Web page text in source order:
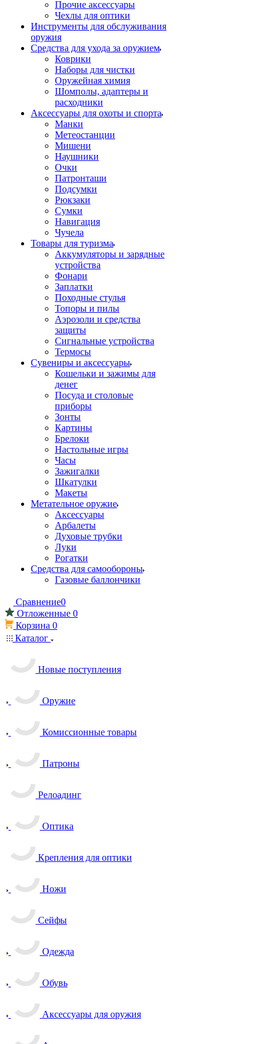
Прочие аксессуары
Чехлы для оптики
Инструменты для обслуживания
оружия
Средства для ухода за оружием
Коврики
Наборы для чистки
Оружейная химия
Шомполы, адаптеры и
расходники
Аксессуары для охоты и спорта
Манки
Метеостанции
Мишени
Наушники
Очки
Патронташи
Подсумки
Рюкзаки
Сумки
Навигация
Чучела
Товары для туризма
Аккумуляторы и зарядные
устройства
Фонари
Заплатки
Походные стулья
Топоры и пилы
Аэрозоли и средства
защиты
Сигнальные устройства
Термосы
Сувениры и аксессуары
Кошельки и зажимы для
денег
Посуда и столовые
приборы
Зонты
Картины
Брелоки
Настольные игры
Часы
Зажигалки
Шкатулки
Макеты
Метательное оружие
Аксессуары
Арбалеты
Духовые трубки
Луки
Рогатки
Средства для самообороны
Газовые баллончики
Сравнение0
Отложенные 0
Корзина 0
Каталог
Новые поступления
Оружие
Комиссионные товары
Патроны
Релоадинг
Оптика
Крепления для оптики
Ножи
Сейфы
Одежда
Обувь
Аксессуары для оружия